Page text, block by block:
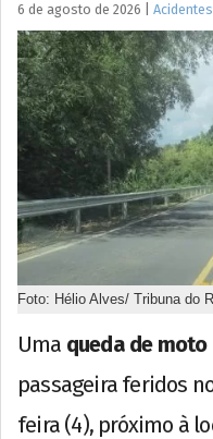
6 de agosto de 2026 Acidentes
Foto: Hélio Alves/ Tribuna do
Uma queda de moto
passageira feridos
feira (4), próximo à